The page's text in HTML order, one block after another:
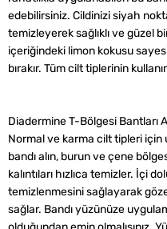
edebilirsiniz. Cildinizi siyah
temizleyerek sağlıklı ve güzel
içeriğindeki limon kokusu
bırakır. Tüm cilt tiplerinin
Diadermine T-Bölgesi Bantları
Normal ve karma cilt tipleri için
bandı alın, burun ve çene
kalıntıları hızlıca temizler. İçi
temizlenmesini sağlayarak
sağlar. Bandı yüzünüze